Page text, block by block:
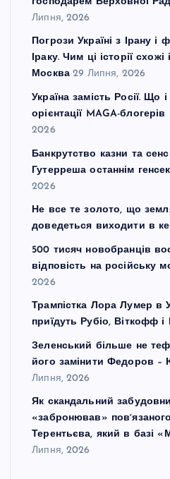
Липня, 2026
Погрози Україні з Ірану і
Іраку. Чим ці історії
Москва 29 Липня, 2026
Україна замість Росії. Що
орієнтації MAGA-
2026
Банкрутство казни та
Гутерреша останнім
2026
Не все те золото, що
доведеться виходити в
500 тисяч новобранців
відповість на російську
2026
Трампістка Лора Лумер в
приїдуть Рубіо, Віткофф
Зеленський більше не
його замінити Федоров –
Липня, 2026
Як скандальний
«забронював»
Терентьєва, який в базі
Липня, 2026